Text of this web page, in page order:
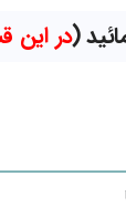
(در این